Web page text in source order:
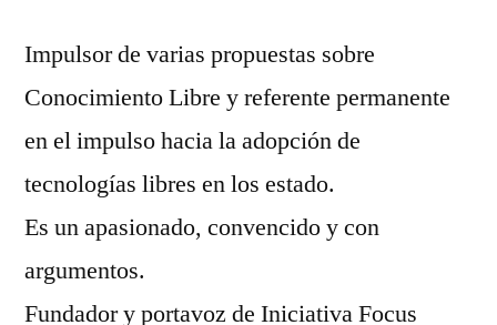
Impulsor de varias propuestas sobre
Conocimiento Libre y referente permanente
en el impulso hacia la adopción de
tecnologías libres en los estado.
Es un apasionado, convencido y con
argumentos.
Fundador y portavoz de Iniciativa Focus